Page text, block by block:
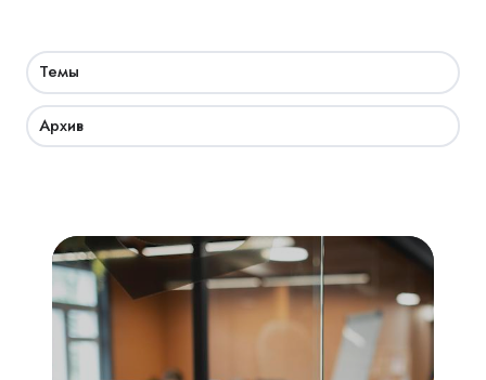
Темы
Архив
Академия
СКУД:
мобильный
доступ,
бесконтактная